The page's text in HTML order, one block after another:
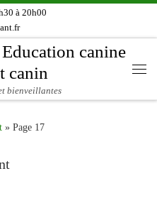
à 20h00
canine
canin
bienveillantes
» Page 17